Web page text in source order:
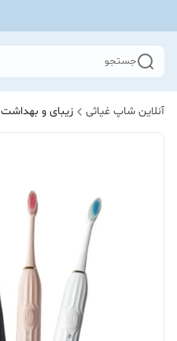
جستجو
آنلاین شاپ غیاثی زیبای و بهداشت